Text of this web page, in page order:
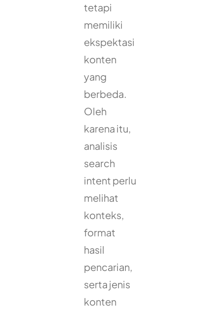
tetapi
memiliki
ekspektasi
konten
yang
berbeda.
Oleh
karena itu,
analisis
search
intent perlu
melihat
konteks,
format
hasil
pencarian,
serta jenis
konten